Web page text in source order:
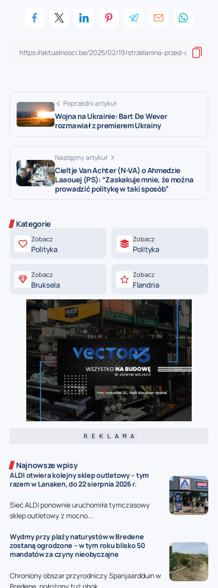
Poprzedni artykuł
Wojna na Ukrainie: Bart De Wever
rozmawiał z premierem Ukrainy
Następny artykuł
Cieltje Van Achter (N-VA) o Ahmedzie
Laaouej (PS): “Zaskakuje mnie, że można
prowadzić politykę w taki sposób”
Kategorie
Zobacz
Polityka
Zobacz
Polityka
Zobacz
Bruksela
Zobacz
Flandria
R E K L A M A
Najnowsze wpisy
ALDI otwiera kolejny sklep outletowy – tym
razem w Lanaken, do 22 sierpnia 2026 r.
Sieć ALDI ponownie uruchomiła tymczasowy
sklep outletowy z mocno...
Wydmy przy plaży naturystów w Bredene
zostaną ogrodzone – w tym roku blisko 50
mandatów za czyny nieobyczajne
Chroniony obszar przyrodniczy Spanjaardduin w